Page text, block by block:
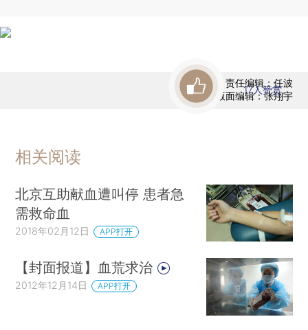
责任编辑：任波
版面编辑：张翔宇
17人赞赏
相关阅读
北京互助献血遭叫停 患者急
需救命血
2018年02月12日 APP打开
【封面报道】血荒求治
2012年12月14日 APP打开